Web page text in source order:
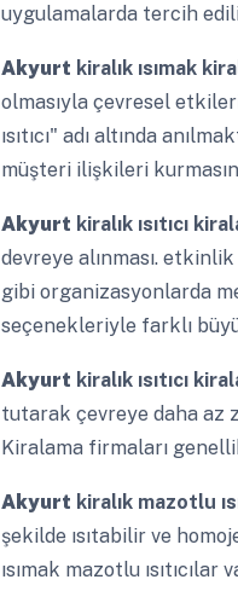
uygulamalarda tercih
Akyurt kiralık ısımak
olmasıyla çevresel
ısıtıcı" adı altında
müşteri ilişkileri
Akyurt kiralık ısıtıcı
devreye alınması.
gibi organizasyonlarda
seçenekleriyle farklı
Akyurt kiralık ısıtıcı
tutarak çevreye daha az
Kiralama firmaları
Akyurt kiralık mazotlu
şekilde ısıtabilir ve
ısımak mazotlu